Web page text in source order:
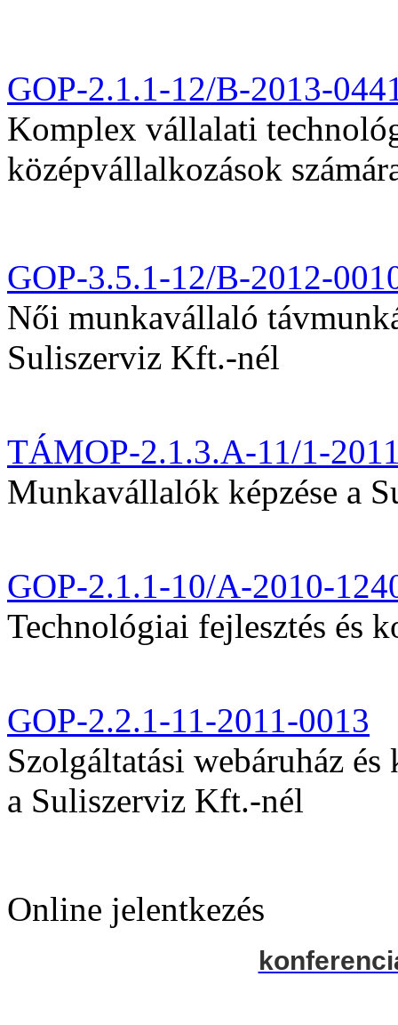
GOP-2.1.1-12/B-2013-
Komplex vállalati
középvállalkozások
GOP-3.5.1-12/B-2012-
Női munkavállaló
Suliszerviz Kft.-nél
TÁMOP-2.1.3.A-11/1-
Munkavállalók képzése a
GOP-2.1.1-10/A-2010-
Technológiai fejlesztés és
GOP-2.2.1-11-2011-0013
Szolgáltatási webáruház
a Suliszerviz Kft.-nél
Online jelentkezés